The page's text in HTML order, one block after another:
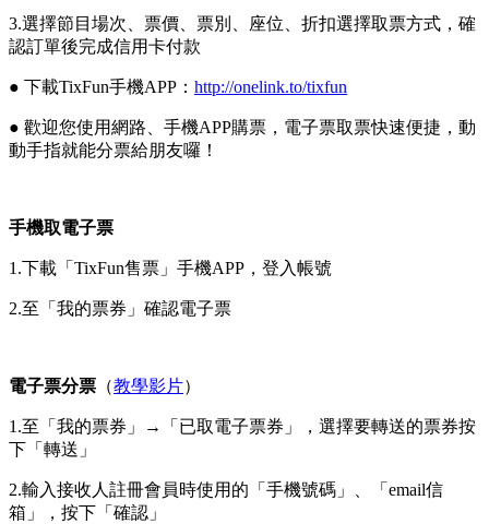
3.選擇節目場次、票價、票別、座位、折扣選擇取票方式，確
認訂單後完成信用卡付款
● 下載TixFun手機APP： http://onelink.to/tixfun
● 歡迎您使用網路、手機APP購票，電子票取票快速便捷，動
動手指就能分票給朋友囉！
手機取電子票
1.下載「TixFun售票」手機APP，登入帳號
2.至「我的票券」確認電子票
電子票分票 （教學影片）
1.至「我的票券」→「已取電子票券」，選擇要轉送的票券按
下「轉送」
2.輸入接收人註冊會員時使用的「手機號碼」、「email信
箱」，按下「確認」